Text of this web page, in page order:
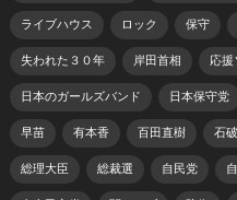
ライブハウス ロック 保守
失われた３０年 岸田首相 応援
日本のガールズバンド 日本保守党
早苗 有本香 百田直樹 石
総理大臣 総裁選 自民党